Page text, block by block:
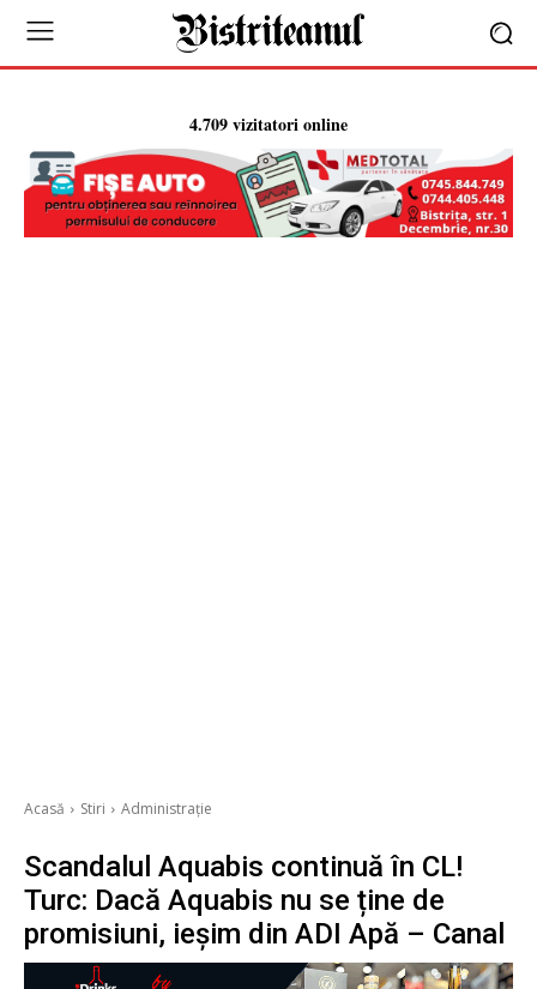
4.709 vizitatori online
Acasă Stiri Administrație
Scandalul Aquabis continuă în CL!
Turc: Dacă Aquabis nu se ține de
promisiuni, ieșim din ADI Apă – Canal